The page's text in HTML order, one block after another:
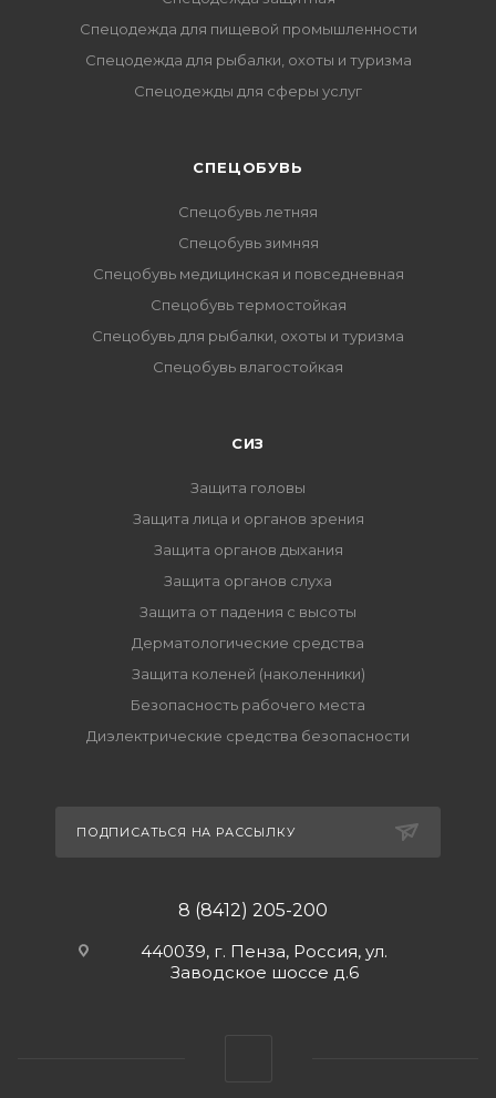
Спецодежда для пищевой промышленности
Спецодежда для рыбалки, охоты и туризма
Спецодежды для сферы услуг
CПЕЦОБУВЬ
Спецобувь летняя
Спецобувь зимняя
Спецобувь медицинская и повседневная
Спецобувь термостойкая
Спецобувь для рыбалки, охоты и туризма
Спецобувь влагостойкая
СИЗ
Защита головы
Защита лица и органов зрения
Защита органов дыхания
Защита органов слуха
Защита от падения с высоты
Дерматологические средства
Защита коленей (наколенники)
Безопасность рабочего места
Диэлектрические средства безопасности
ПОДПИСАТЬСЯ НА РАССЫЛКУ
8 (8412) 205-200
440039, г. Пенза, Россия, ул.
Заводское шоссе д.6